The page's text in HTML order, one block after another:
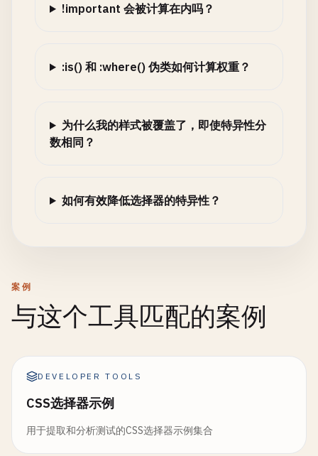
!important 会被计算在内吗？
:is() 和 :where() 伪类如何计算权重？
为什么我的样式被覆盖了，即使特异性分
数相同？
如何有效降低选择器的特异性？
案例
与这个工具匹配的案例
DEVELOPER TOOLS
CSS选择器示例
用于提取和分析测试的CSS选择器示例集合